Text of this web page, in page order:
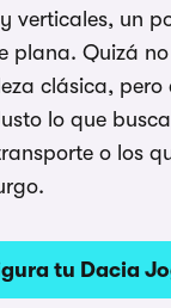
verticales, un
plana. Quizá
clásica,
lo que
o los
tu Dacia